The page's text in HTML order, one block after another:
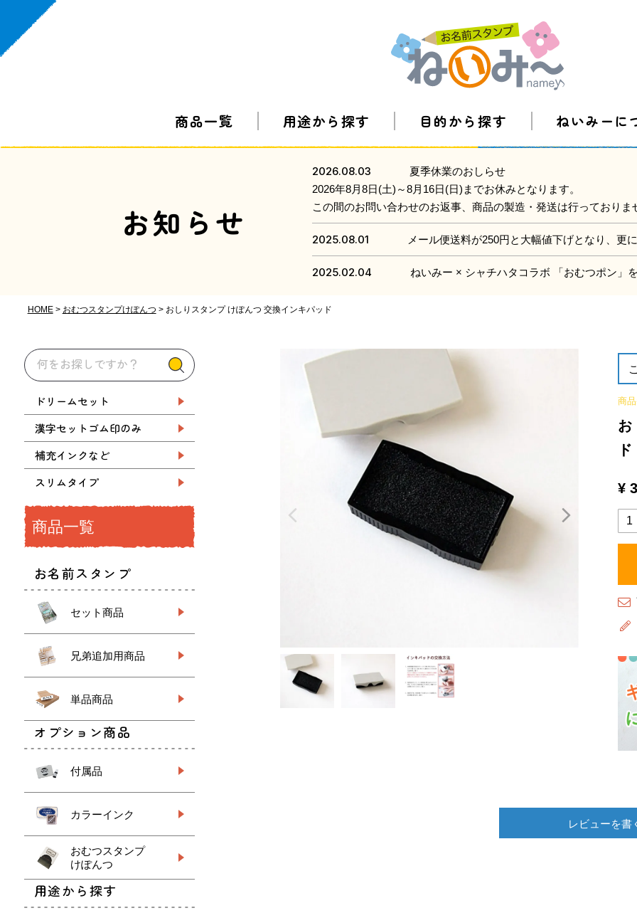
商品一覧 用途から探す 目的から探す ねいみーに
お知らせ
2026.08.03
夏季休業のおしらせ
2026年8月8日(土)～8月16日(日)までお休みとなります。
この間のお問い合わせのお返事、商品の製造・発送は行っており
2025.08.01 メール便送料が250円と大幅値下げとなり、更
2025.02.04 ねいみー × シャチハタコラボ 「おむつポン」
HOME おむつスタンプけぽんつ おしりスタンプ けぽんつ 交換インキパッド
ドリームセット
漢字セットゴム印のみ
補充インクなど
スリムタイプ
商品一覧
お名前スタンプ
セット商品
兄弟追加用商品
単品商品
オプション商品
付属品
カラーインク
おむつスタンプ
けぽんつ
用途から探す
商
ド
¥
レビューを書